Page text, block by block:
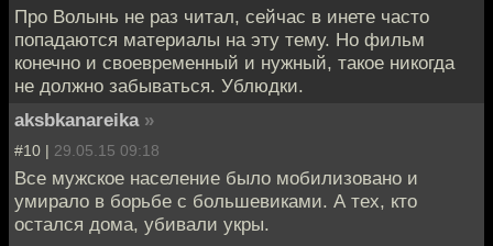
Про Волынь не раз читал, сейчас в инете часто
попадаются материалы на эту тему. Но фильм
конечно и своевременный и нужный, такое никогда
не должно забываться. Ублюдки.
aksbkanareika »
#10 | 29.05.15 09:18
Все мужское население было мобилизовано и
умирало в борьбе с большевиками. А тех, кто
остался дома, убивали укры.